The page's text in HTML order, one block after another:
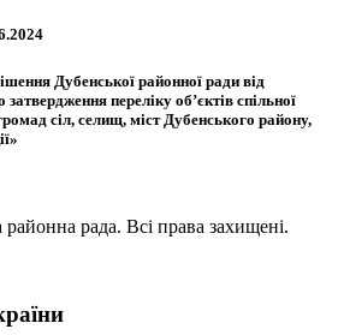
Дубенської районної ради від
переліку об’єктів спільної
сіл, селищ, міст Дубенського району,
рада. Всі права захищені.